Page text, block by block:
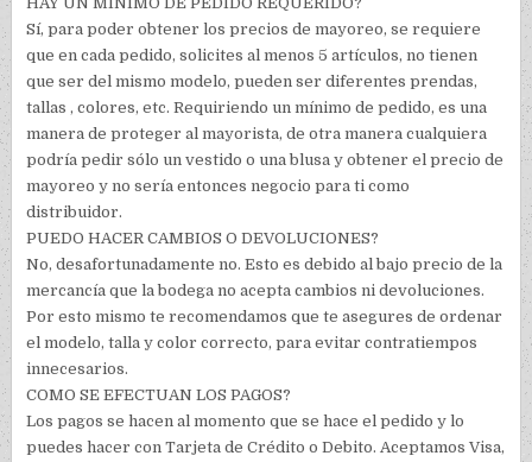
Sí, para poder obtener los precios de mayoreo, se requiere
que en cada pedido, solicites al menos 5 artículos, no tienen
que ser del mismo modelo, pueden ser diferentes prendas,
tallas , colores, etc. Requiriendo un mínimo de pedido, es una
manera de proteger al mayorista, de otra manera cualquiera
podría pedir sólo un vestido o una blusa y obtener el precio de
mayoreo y no sería entonces negocio para ti como
distribuidor.
PUEDO HACER CAMBIOS O DEVOLUCIONES?
No, desafortunadamente no. Esto es debido al bajo precio de la
mercancía que la bodega no acepta cambios ni devoluciones.
Por esto mismo te recomendamos que te asegures de ordenar
el modelo, talla y color correcto, para evitar contratiempos
innecesarios.
COMO SE EFECTUAN LOS PAGOS?
Los pagos se hacen al momento que se hace el pedido y lo
puedes hacer con Tarjeta de Crédito o Debito. Aceptamos Visa,